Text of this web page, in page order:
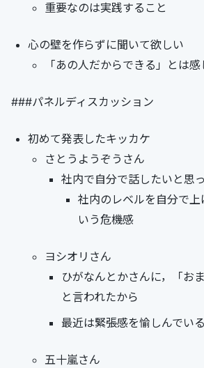
重要なのは実践すること
心の壁を作らずに聞いて欲しい
「あの人だからできる」とは
###パネルディスカッション
初めて発表したキッカケ
さとうようぞうさん
社内で自分で話したいと思
社内のレベルを自分で上
いう危機感
ヨシオリさん
ひがなんとかさんに，「お
と言われたから
最近は緊張感を愉しんでいる
五十嵐さん